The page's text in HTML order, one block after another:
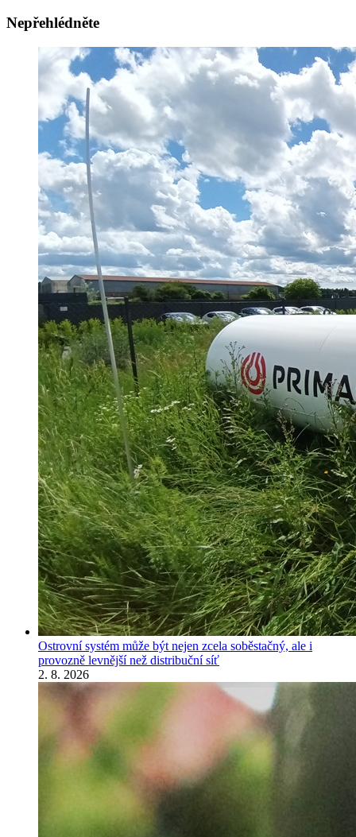
Nepřehlédněte
Ostrovní systém může být nejen zcela soběstačný, ale i
provozně levnější než distribuční síť
2. 8. 2026